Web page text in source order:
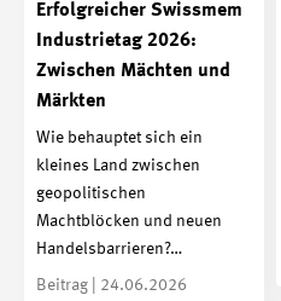
Erfolgreicher Swissmem
Industrietag 2026:
Zwischen Mächten und
Märkten
Wie behauptet sich ein
kleines Land zwischen
geopolitischen
Machtblöcken und neuen
Handelsbarrieren?…
Beitrag | 24.06.2026